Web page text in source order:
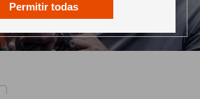
Permitir todas
EL VIDEO